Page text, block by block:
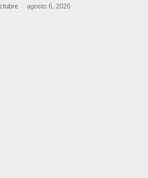
- agosto 6, 2026